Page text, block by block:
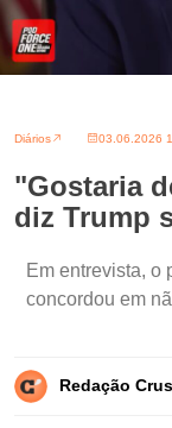
Diários 03.06.2026
"Gostaria
diz Trump
Em entrevista, o
concordou em
Redação